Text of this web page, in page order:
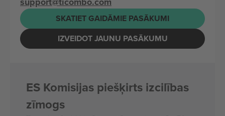
SKATIET GAIDĀMIE PASĀKUMI
IZVEIDOT JAUNU PASĀKUMU
ES Komisijas piešķirts izcilības
zīmogs